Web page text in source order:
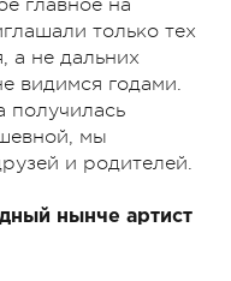
главное на
только тех
а не дальних
видимся годами.
получилась
мы
и родителей.
нынче артист